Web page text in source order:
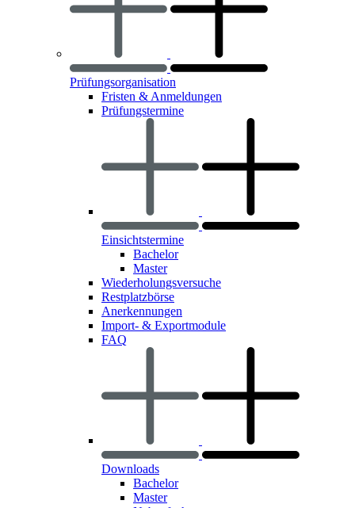
Prüfungsorganisation
Fristen & Anmeldungen
Prüfungstermine
Einsichtstermine
Bachelor
Master
Wiederholungsversuche
Restplatzbörse
Anerkennungen
Import- & Exportmodule
FAQ
Downloads
Bachelor
Master